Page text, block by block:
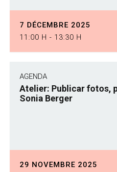
7 DÉCEMBRE 2025
11:00 H - 13:30 H
AGENDA
Atelier: Publicar fotos,
Sonia Berger
29 NOVEMBRE 2025